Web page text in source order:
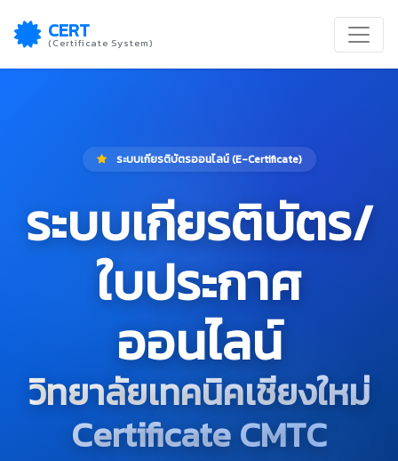
CERT
(Certificate System)
ระบบเกียรติบัตรออนไลน์ (E-Certificate)
ระบบเกียรติบัตร/
ใบประกาศ
ออนไลน์
วิทยาลัยเทคนิคเชียงใหม่
Certificate CMTC